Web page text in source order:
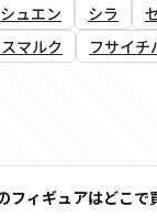
シュエン シラ
マルク フサイチ
フィギュアはどこで